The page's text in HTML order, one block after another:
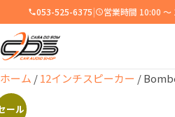
053-525-6375| 営業時間 10:00 ～
ホーム /12インチスピーカー /
ール